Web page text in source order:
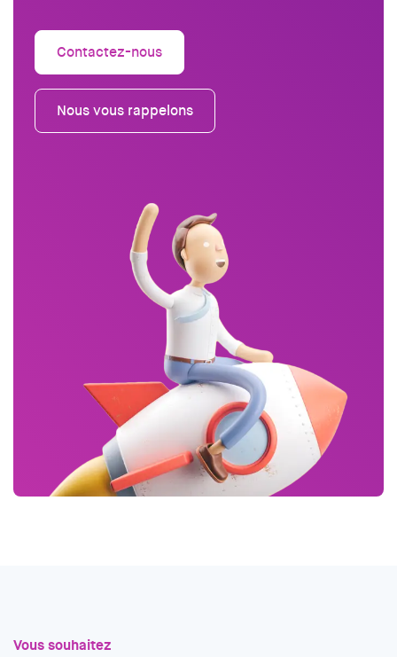
Contactez-nous
Nous vous rappelons
Vous souhaitez